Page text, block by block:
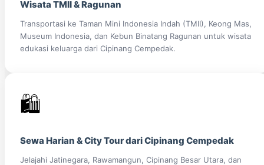
Wisata TMII & Ragunan
Transportasi ke Taman Mini Indonesia Indah (TMII), Keong Mas,
Museum Indonesia, dan Kebun Binatang Ragunan untuk wisata
edukasi keluarga dari Cipinang Cempedak.
🛍️
Sewa Harian & City Tour dari Cipinang Cempedak
Jelajahi Jatinegara, Rawamangun, Cipinang Besar Utara, dan